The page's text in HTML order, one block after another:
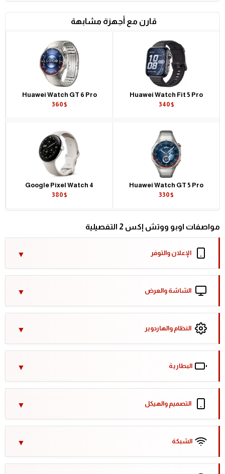
قارن مع أجهزة مشابهة
Huawei Watch Fit 5 Pro
340$
Huawei Watch GT 6 Pro
360$
Huawei Watch GT 5 Pro
330$
Google Pixel Watch 4
380$
مواصفات اوبو ووتش إكس 2 التفصيلية
الإعلان والتوفر
الشاشة والعرض
النظام والهاردوير
البطارية
التصميم والهيكل
الشبكة